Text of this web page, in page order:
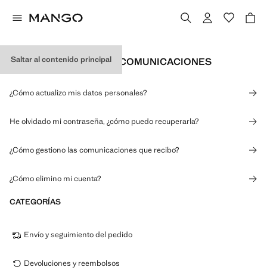
Saltar al contenido principal
DATOS PERSONALES Y COMUNICACIONES
¿Cómo actualizo mis datos personales?
He olvidado mi contraseña, ¿cómo puedo recuperarla?
¿Cómo gestiono las comunicaciones que recibo?
¿Cómo elimino mi cuenta?
CATEGORÍAS
Envío y seguimiento del pedido
Devoluciones y reembolsos